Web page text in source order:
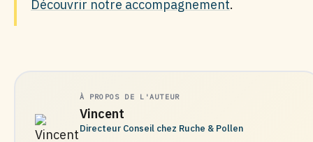
Découvrir notre accompagnement.
À PROPOS DE L'AUTEUR
Vincent
Directeur Conseil chez Ruche & Pollen